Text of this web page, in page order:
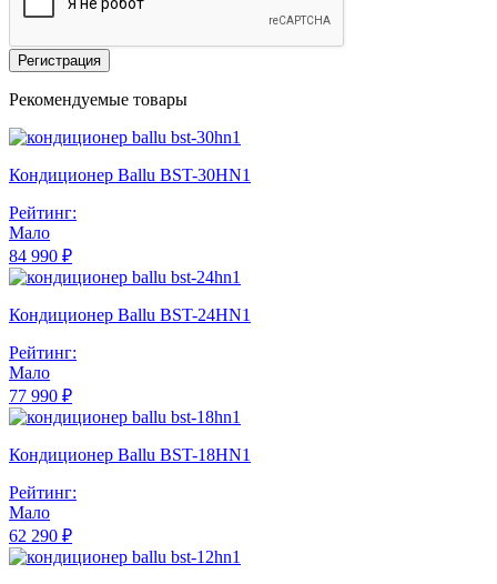
Регистрация
Рекомендуемые товары
Кондиционер Ballu BST-30HN1
Рейтинг:
Мало
84 990 ₽
Кондиционер Ballu BST-24HN1
Рейтинг:
Мало
77 990 ₽
Кондиционер Ballu BST-18HN1
Рейтинг:
Мало
62 290 ₽